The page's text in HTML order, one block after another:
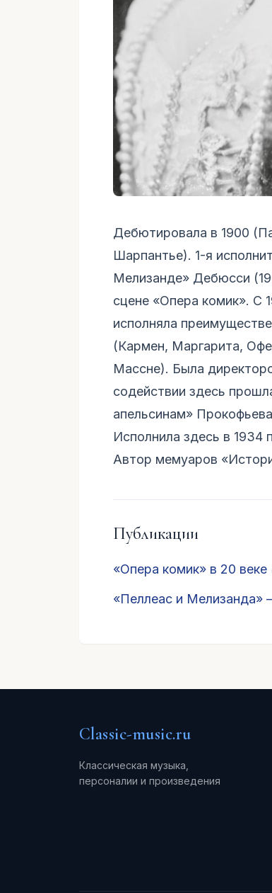
Дебютировала в 1900
Шарпантье). 1-я
Мелизанде» Дебюсси
сцене «Опера комик». С
исполняла
(Кармен, Маргарита,
Массне). Была
содействии здесь
апельсинам»
Исполнила здесь в
Автор мемуаров
Публикации
«Опера комик» в 20 веке
«Пеллеас и Мелизанда»
Classic-music.ru
Классическая музыка,
персоналии и произведения